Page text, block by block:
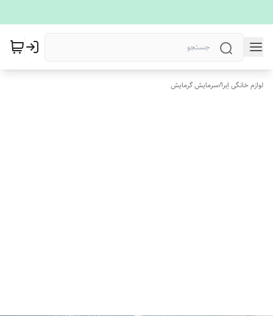
لوازم خانگی اِبرا/سرمایش گرمایش